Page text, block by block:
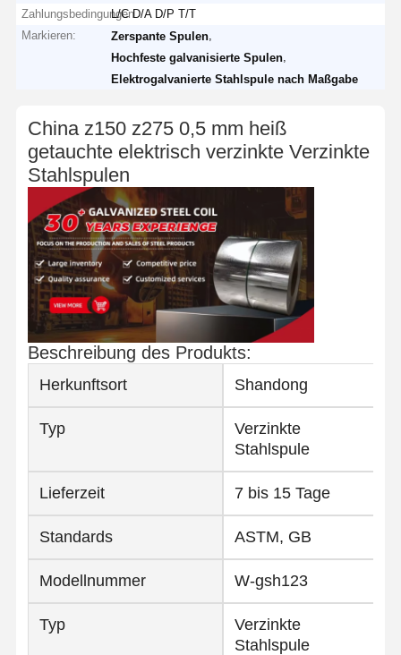
ZahlungsbedingungenL/C D/A D/P T/T
Markieren:
Zerspante Spulen
Hochfeste galvanisierte Spulen
Elektrogalvanierte Stahlspule nach Maßgabe
China z150 z275 0,5 mm heiß
getauchte elektrisch verzinkte Verzinkte
Stahlspulen
Beschreibung des Produkts:
Herkunftsort Shandong
Typ
Verzinkte
Stahlspule
Lieferzeit 7 bis 15 Tage
Standards ASTM, GB
Modellnummer W-gsh123
Typ
Verzinkte
Stahlspule